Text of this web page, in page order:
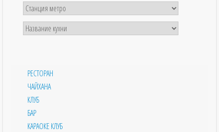
РЕСТОРАН
ЧАЙХАНА
КЛУБ
БАР
КАРАОКЕ КЛУБ